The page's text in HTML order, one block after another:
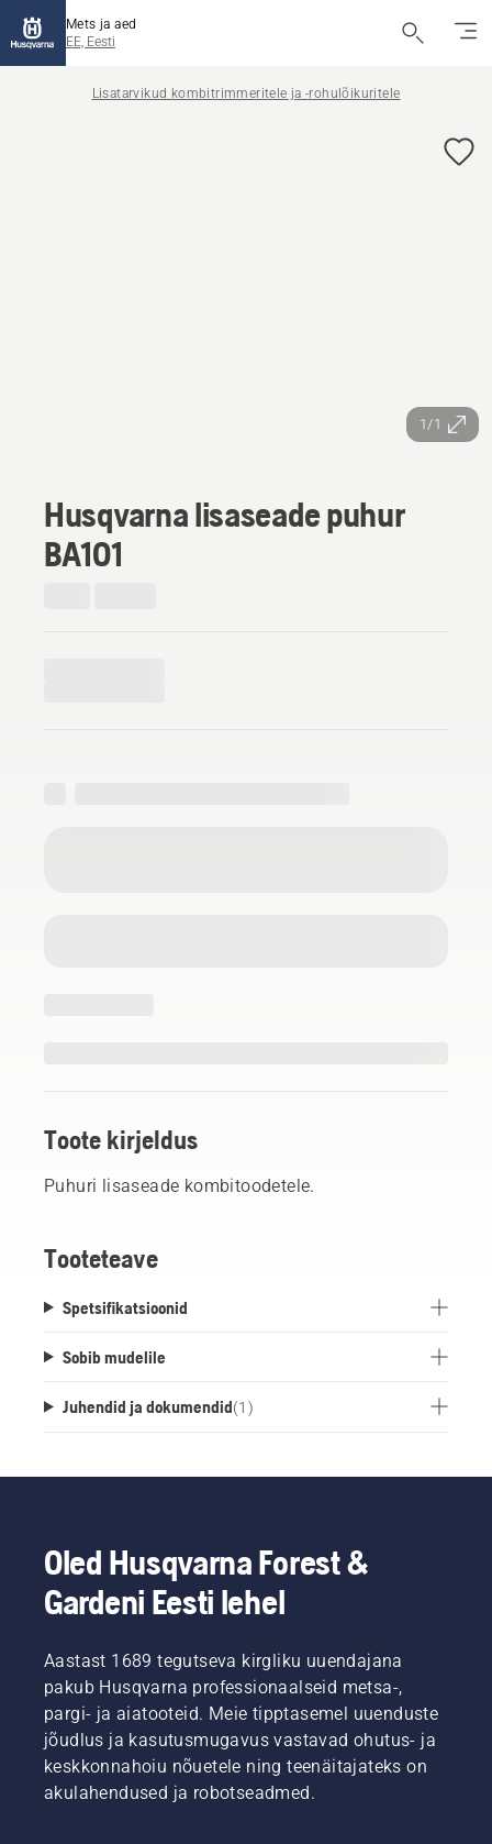
Mets ja aed
EE, Eesti
Lisatarvikud kombitrimmeritele ja -rohulõikuritele
1/1
Husqvarna lisaseade puhur
BA101
Toote kirjeldus
Puhuri lisaseade kombitoodetele.
Tooteteave
Spetsifikatsioonid
Sobib mudelile
Juhendid ja dokumendid(1 )
Oled Husqvarna Forest &
Gardeni Eesti lehel
Aastast 1689 tegutseva kirgliku uuendajana
pakub Husqvarna professionaalseid metsa-,
pargi- ja aiatooteid. Meie tipptasemel uuenduste
jõudlus ja kasutusmugavus vastavad ohutus- ja
keskkonnahoiu nõuetele ning teenäitajateks on
akulahendused ja robotseadmed.